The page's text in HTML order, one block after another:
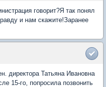
говорит?Я так понял
и нам скажите!Заранее
директора Татьяна Ивановна
15-го, попросила позвонить